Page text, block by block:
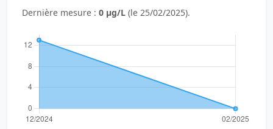
Dernière mesure : 0 µg/L (le 25/02/2025).